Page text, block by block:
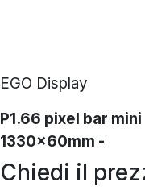
EGO Display
P1.66 pixel bar mini
1330x60mm -
Chiedi il